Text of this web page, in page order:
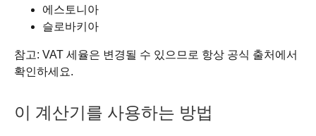
에스토니아
슬로바키아
참고: VAT 세율은 변경될 수 있으므로 항상 공식 출처에서
확인하세요.
이 계산기를 사용하는 방법